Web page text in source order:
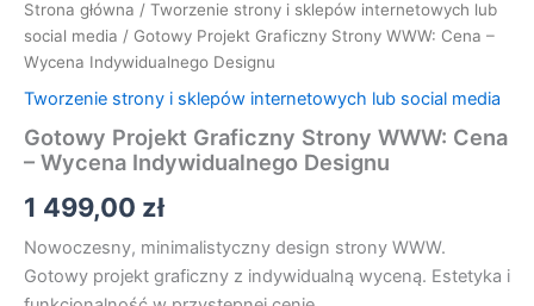
Strona główna / Tworzenie strony i sklepów internetowych lub
social media / Gotowy Projekt Graficzny Strony WWW: Cena –
Wycena Indywidualnego Designu
Tworzenie strony i sklepów internetowych lub social media
Gotowy Projekt Graficzny Strony WWW: Cena
– Wycena Indywidualnego Designu
1 499,00 zł
Nowoczesny, minimalistyczny design strony WWW.
Gotowy projekt graficzny z indywidualną wyceną. Estetyka i